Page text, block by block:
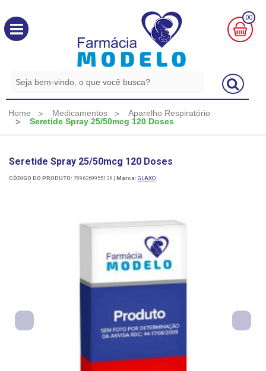
00
0,00
Home Medicamentos
Aparelho Respiratório
Seretide Spray 25/50mcg 120 Doses
Seretide Spray 25/50mcg 120 Doses
CÓDIGO DO PRODUTO: 7896269955136 | Marca: GLAXO